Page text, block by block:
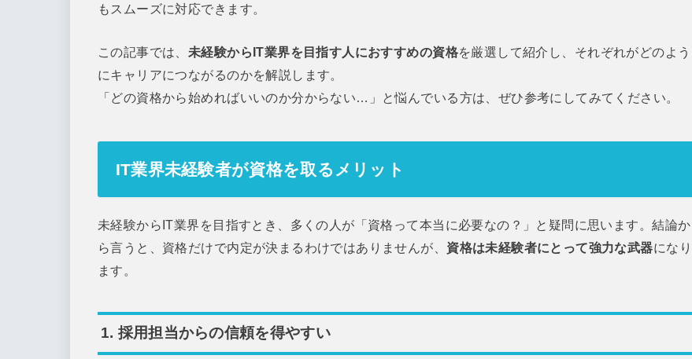
もスムーズに対応できます。
この記事では、 未経験からIT業界を目指す人におすすめの資格を厳選して紹介し、それぞれがどのよう
にキャリアにつながるのかを解説します。
「どの資格から始めればいいのか分からない…」と悩んでいる方は、ぜひ参考にしてみてください。
IT業界未経験者が資格を取るメリット
未経験からIT業界を目指すとき、多くの人が「資格って本当に必要なの？」と疑問に思います。結論か
ら言うと、資格だけで内定が決まるわけではありませんが、 資格は未経験者にとって強力な武器になり
ます。
1. 採用担当からの信頼を得やすい